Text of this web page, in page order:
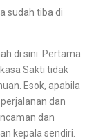
tiba di
di sini. Pertama
Sakti tidak
Esok, apabila
dan
dan
kepala sendiri.